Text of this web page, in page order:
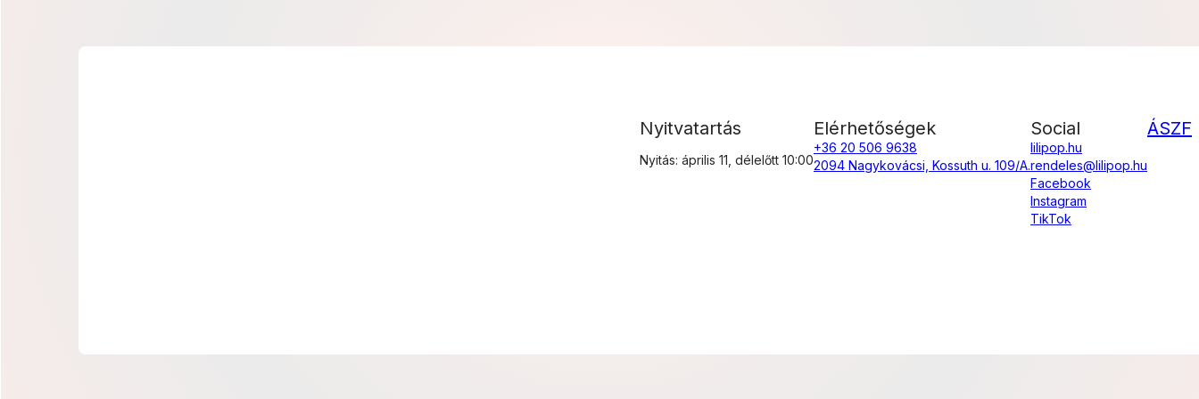
Nyitvatartás
Nyitás: április 11, délelőtt 10:00
Elérhetőségek
+36 20 506 9638
2094 Nagykovácsi, Kossuth u. 109/A.
Social
lilipop.hu
rendeles@lilipop.hu
Facebook
Instagram
TikTok
ÁSZF